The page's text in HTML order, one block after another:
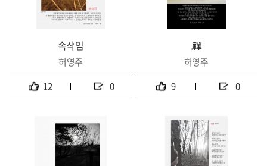
속삭임
허영주
12
0
.禪
허영주
9
0